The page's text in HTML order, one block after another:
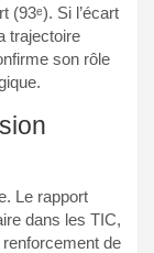
(93ᵉ). Si l’écart
trajectoire
son rôle
Le rapport
dans les TIC,
de